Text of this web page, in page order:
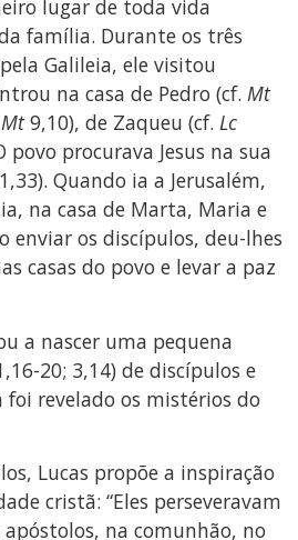
lugar de toda vida
família. Durante os três
Galileia, ele visitou
na casa de Pedro (cf. Mt
Mt9,10), de Zaqueu (cf. Lc
povo procurava Jesus na sua
Quando ia a Jerusalém,
na casa de Marta, Maria e
enviar os discípulos, deu-lhes
casas do povo e levar a paz
a nascer uma pequena
20; 3,14) de discípulos e
revelado os mistérios do
Lucas propõe a inspiração
cristã: “Eles perseveravam
na comunhão, no